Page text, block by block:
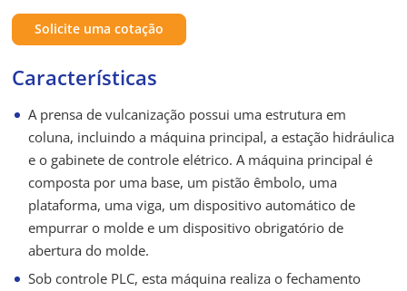
Solicite uma cotação
Características
A prensa de vulcanização possui uma estrutura em
coluna, incluindo a máquina principal, a estação hidráulica
e o gabinete de controle elétrico. A máquina principal é
composta por uma base, um pistão êmbolo, uma
plataforma, uma viga, um dispositivo automático de
empurrar o molde e um dispositivo obrigatório de
abertura do molde.
Sob controle PLC, esta máquina realiza o fechamento